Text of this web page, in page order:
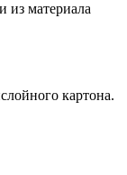
из материала
картона.